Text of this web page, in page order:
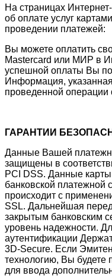
На страницах
об оплате услуг
проведении платежей:
Вы можете оплатить
Mastercard или МИР в
успешной оплаты Вы
Информация,
проведенной операции
ГАРАНТИИ
Данные Вашей
защищены в
PCI DSS. Данные
банковской платежной
происходит с
SSL. Дальнейшая
закрытым банковским
уровень надежности.
аутентификации
3D-Secure. Если
технологию, Вы будете
для ввода